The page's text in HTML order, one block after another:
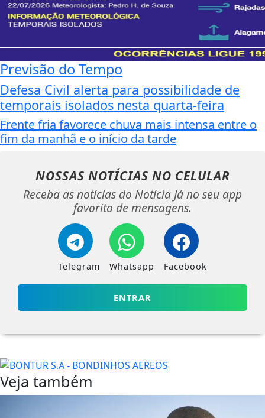
Previsão do Tempo
Defesa Civil alerta para possibilidade de
temporais isolados nesta quarta-feira
Frente fria favorece chuva mais intensa entre o
fim da manhã e o início da tarde
NOSSAS NOTÍCIAS NO CELULAR
Receba as notícias do Notícia Já no seu app
favorito de mensagens.
Telegram Whatsapp Facebook
ENTRAR
Veja também